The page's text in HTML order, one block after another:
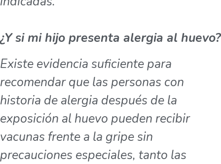
¿Y si mi hijo presenta alergia al huevo?
Existe evidencia suficiente para
recomendar que las personas con
historia de alergia después de la
exposición al huevo pueden recibir
vacunas frente a la gripe sin
precauciones especiales, tanto las